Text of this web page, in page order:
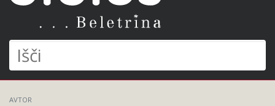
Išči
AVTOR